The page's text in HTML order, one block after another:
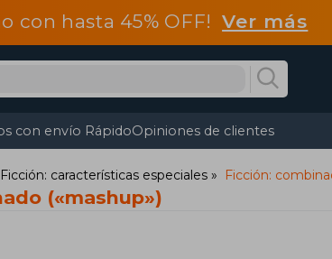
con hasta 45% OFF!Ver más
con envío RápidoOpiniones de clientes
Ficción: características especiales Ficción:
(«mashup»)